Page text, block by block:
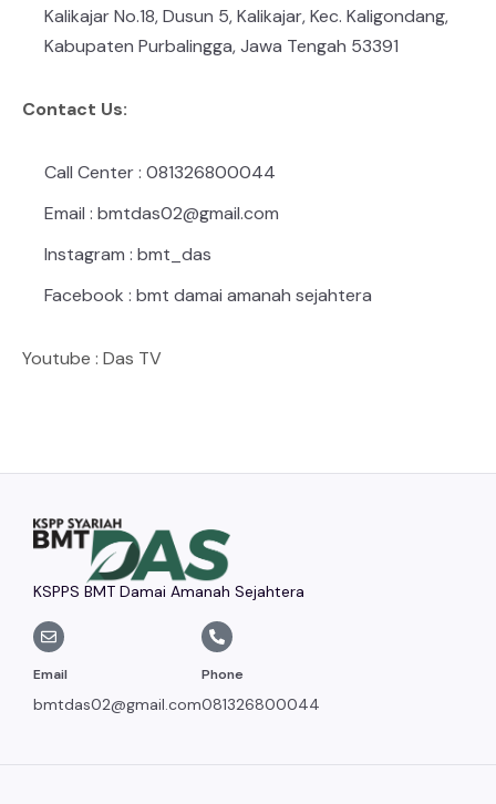
Kalikajar No.18, Dusun 5, Kalikajar, Kec. Kaligondang,
Kabupaten Purbalingga, Jawa Tengah 53391
Contact Us:
Call Center : 081326800044
Email : bmtdas02@gmail.com
Instagram : bmt_das
Facebook : bmt damai amanah sejahtera
Youtube : Das TV
KSPPS BMT Damai Amanah Sejahtera
Email
bmtdas02@gmail.com
Phone
081326800044